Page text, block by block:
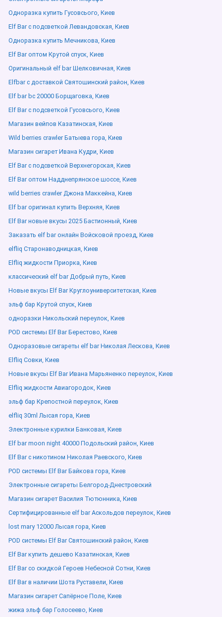
Одноразка купить Гусовсього, Киев
Elf Bar с подсветкой Левандовская, Киев
Одноразка купить Мечникова, Киев
Elf Bar оптом Крутой спуск, Киев
Оригинальный elf bar Шелковичная, Киев
Elfbar с доставкой Святошинский район, Киев
Elf bar bc 20000 Борщаговка, Киев
Elf Bar с подсветкой Гусовсього, Киев
Магазин вейпов Казатинская, Киев
Wild berries crawler Батыева гора, Киев
Магазин сигарет Ивана Кудри, Киев
Elf Bar с подсветкой Верхнегорская, Киев
Elf Bar оптом Надднепрянское шоссе, Киев
wild berries crawler Джона Маккейна, Киев
Elf bar оригинал купить Верхняя, Киев
Elf Bar новые вкусы 2025 Бастионный, Киев
Заказать elf bar онлайн Войсковой проезд, Киев
elfliq Старонаводницкая, Киев
Elfliq жидкости Приорка, Киев
классический elf bar Добрый путь, Киев
Новые вкусы Elf Bar Круглоуниверситетская, Киев
эльф бар Крутой спуск, Киев
одноразки Никольский переулок, Киев
POD системы Elf Bar Берестово, Киев
Одноразовые сигареты elf bar Николая Лескова, Киев
Elfliq Совки, Киев
Новые вкусы Elf Bar Ивана Марьяненко переулок, Киев
Elfliq жидкости Авиагородок, Киев
эльф бар Крепостной переулок, Киев
elfliq 30ml Лысая гора, Киев
Электронные курилки Банковая, Киев
Elf bar moon night 40000 Подольский район, Киев
Elf Bar с никотином Николая Раевского, Киев
POD системы Elf Bar Байкова гора, Киев
Электронные сигареты Белгород-Днестровский
Магазин сигарет Василия Тютюнника, Киев
Сертифицированные elf bar Аскольдов переулок, Киев
lost mary 12000 Лысая гора, Киев
POD системы Elf Bar Святошинский район, Киев
Elf Bar купить дешево Казатинская, Киев
Elf Bar со скидкой Героев Небесной Сотни, Киев
Elf Bar в наличии Шота Руставели, Киев
Магазин сигарет Сапёрное Поле, Киев
жижа эльф бар Голосеево, Киев